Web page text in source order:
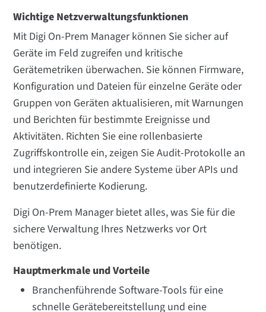
Wichtige Netzverwaltungsfunktionen
Mit Digi On-Prem Manager können Sie sicher auf
Geräte im Feld zugreifen und kritische
Gerätemetriken überwachen. Sie können Firmware,
Konfiguration und Dateien für einzelne Geräte oder
Gruppen von Geräten aktualisieren, mit Warnungen
und Berichten für bestimmte Ereignisse und
Aktivitäten. Richten Sie eine rollenbasierte
Zugriffskontrolle ein, zeigen Sie Audit-Protokolle an
und integrieren Sie andere Systeme über APIs und
benutzerdefinierte Kodierung.
Digi On-Prem Manager bietet alles, was Sie für die
sichere Verwaltung Ihres Netzwerks vor Ort
benötigen.
Hauptmerkmale und Vorteile
Branchenführende Software-Tools für eine
schnelle Gerätebereitstellung und eine